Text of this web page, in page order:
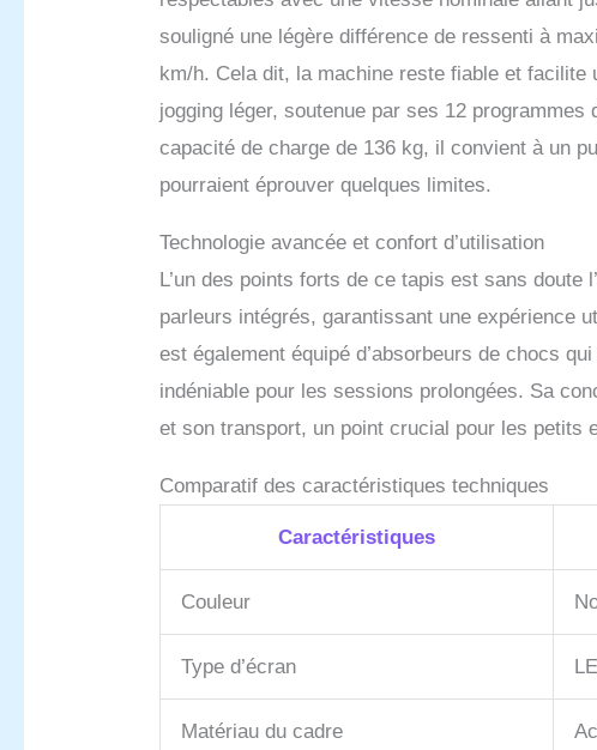
pouvez le
autre pièce.
souligné une légère différence de ressenti à
km/h. Cela dit, la machine reste fiable et
jogging léger, soutenue par ses 12
capacité de charge de 136 kg, il convient à un
pourraient éprouver quelques limites.
Technologie avancée et confort d’utilisation
L’un des points forts de ce tapis est sans doute
parleurs intégrés, garantissant une expérience
est également équipé d’absorbeurs de chocs
indéniable pour les sessions prolongées. Sa
et son transport, un point crucial pour les petits
Comparatif des caractéristiques techniques
Caractéristiques
Couleur
Type d’écran
Matériau du cadre